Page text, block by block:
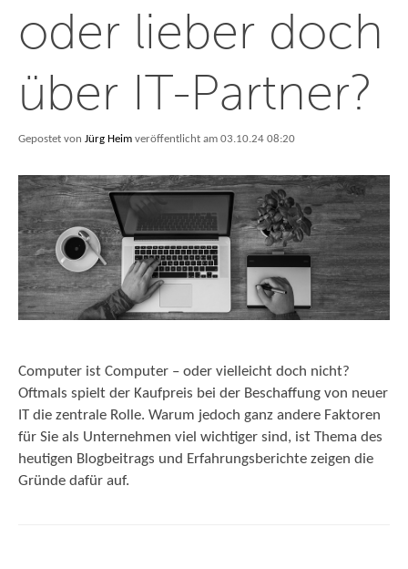
oder lieber doch
über IT-Partner?
Gepostet von Jürg Heim veröffentlicht am 03.10.24 08:20
Computer ist Computer – oder vielleicht doch nicht?
Oftmals spielt der Kaufpreis bei der Beschaffung von neuer
IT die zentrale Rolle. Warum jedoch ganz andere Faktoren
für Sie als Unternehmen viel wichtiger sind, ist Thema des
heutigen Blogbeitrags und Erfahrungsberichte zeigen die
Gründe dafür auf.